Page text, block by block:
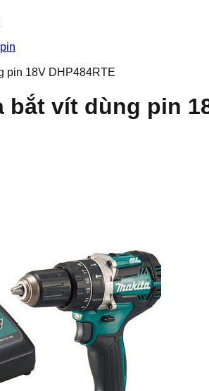
pin 18V DHP484RTE
bắt vít dùng pin